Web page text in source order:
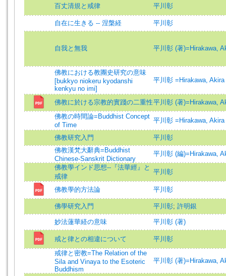
百丈清規と戒律 平川彰
自在に生きる -- 涅槃経 平川彰
自我と無我 平川彰 (著)=Hirakawa,
佛教における教團史研究の意味
[bukkyo niokeru kyodanshi
kenkyu no imi]
平川彰 =Hirakawa, Akira
佛教に於ける宗教的實踐の二重性平川彰 (著)=Hirakawa,
佛教の時間論=Buddhist Concept
of Time
平川彰 =Hirakawa, Akira
佛教研究入門
平川彰
佛教漢梵大辭典=Buddhist
Chinese-Sanskrit Dictionary
平川彰 (編)=Hirakawa,
佛教學インド思想--『法華經』と
戒律
平川彰
佛教學的方法論 平川彰
佛學研究入門 平川彰; 許明銀
妙法蓮華経の意味 平川彰 (著)
戒と律との相違について
平川彰
戒律と密教=The Relation of the
Sila and Vinaya to the Esoteric
Buddhism
平川彰 (著)=Hirakawa,